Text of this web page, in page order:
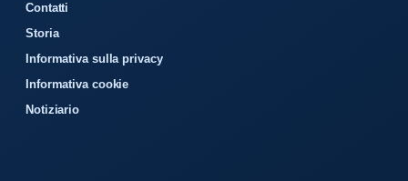
Contatti
Storia
Informativa sulla privacy
Informativa cookie
Notiziario